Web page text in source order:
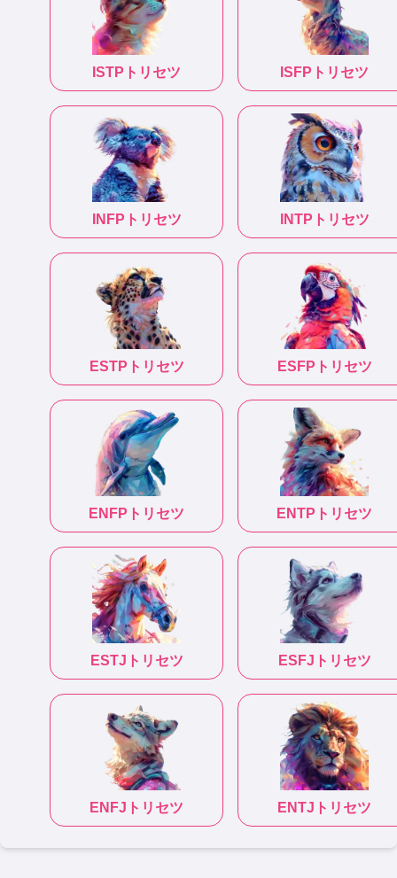
ISTP トリセツ ISFP トリセツ
INFP トリセツ INTP トリセツ
ESTP トリセツ ESFP トリセツ
ENFP トリセツ ENTP トリセツ
ESTJ トリセツ ESFJ トリセツ
ENFJ トリセツ ENTJ トリセツ